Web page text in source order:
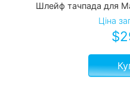
Шлейф тачпада для
Ціна
$